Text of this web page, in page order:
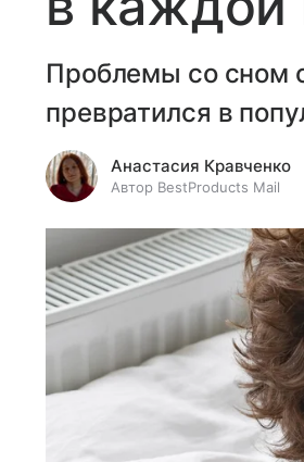
Проблемы со сном
превратился в
Анастасия Кравченко
Автор BestProducts Mail